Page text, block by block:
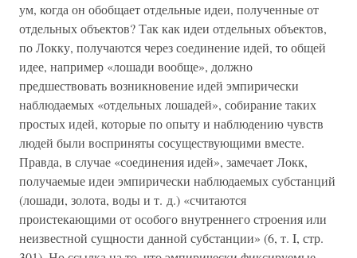
ум, когда он обобщает отдельные идеи, полученные от
отдельных объектов? Так как идеи отдельных объектов,
по Локку, получаются через соединение идей, то общей
идее, например «лошади вообще», должно
предшествовать возникновение идей эмпирически
наблюдаемых «отдельных лошадей», собирание таких
простых идей, которые по опыту и наблюдению чувств
людей были восприняты сосуществующими вместе.
Правда, в случае «соединения идей», замечает Локк,
получаемые идеи эмпирически наблюдаемых субстанций
(лошади, золота, воды и т. д.) «считаются
проистекающими от особого внутреннего строения или
неизвестной сущности данной субстанции» (6, т. I, стр.